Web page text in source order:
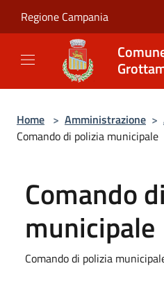
Regione Campania
Home > Amministrazione >
Comando di polizia municipale
Comando
municipale
Comando di polizia